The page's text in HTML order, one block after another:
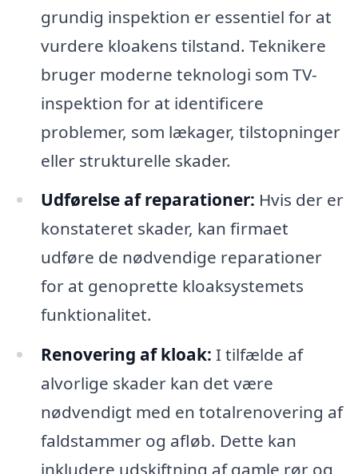
grundig inspektion er essentiel for at
vurdere kloakens tilstand. Teknikere
bruger moderne teknologi som TV-
inspektion for at identificere
problemer, som lækager, tilstopninger
eller strukturelle skader.
Udførelse af reparationer: Hvis der er
konstateret skader, kan firmaet
udføre de nødvendige reparationer
for at genoprette kloaksystemets
funktionalitet.
Renovering af kloak: I tilfælde af
alvorlige skader kan det være
nødvendigt med en totalrenovering af
faldstammer og afløb. Dette kan
inkludere udskiftning af gamle rør og